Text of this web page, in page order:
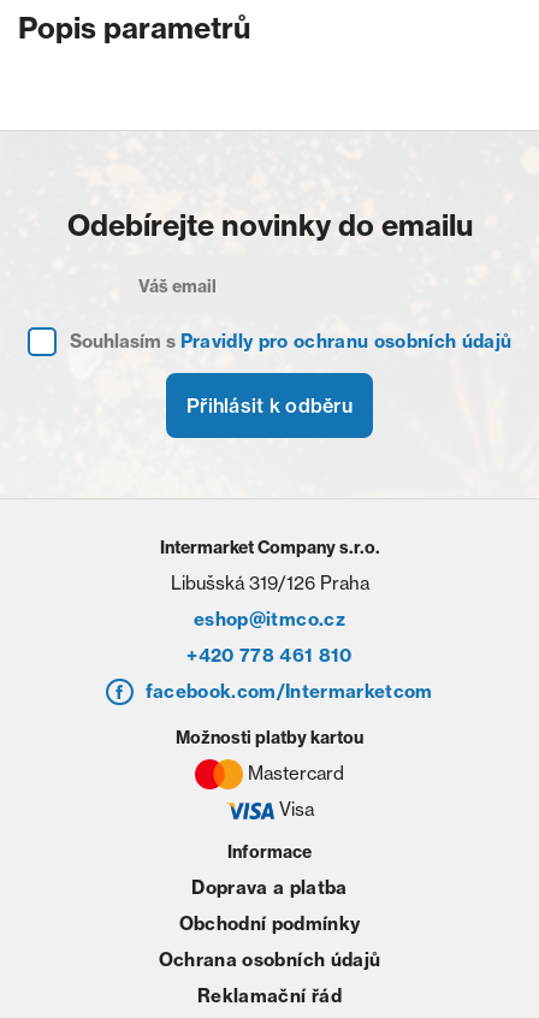
Popis parametrů
Odebírejte novinky do emailu
Souhlasím s Pravidly pro ochranu osobních údajů
Přihlásit k odběru
Intermarket Company s.r.o.
Libušská 319/126 Praha
eshop@itmco.cz
+420 778 461 810
facebook.com/Intermarketcom
Informace
Doprava a platba
Obchodní podmínky
Ochrana osobních údajů
Reklamační řád
Možnosti platby kartou
Mastercard
Visa